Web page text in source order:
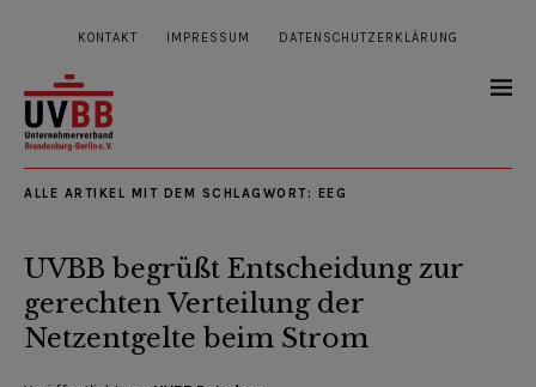
KONTAKT IMPRESSUM DATENSCHUTZERKLÄRUNG
ALLE ARTIKEL MIT DEM SCHLAGWORT: EEG
UVBB begrüßt Entscheidung zur
gerechten Verteilung der
Netzentgelte beim Strom